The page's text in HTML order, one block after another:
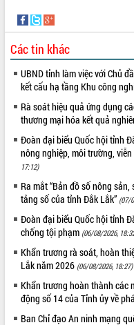
Thứ trưởng Bộ Y tế làm việc với tỉnh
cho trạm y tế cấp xã
Du lịch Đắk Lắk nâng tầm trải
du khách thông qua Hệ thống cơ
Tập huấn ứng dụng trí tuệ nhân
trong thương mại điện tử năm 2026
Đoàn đại biểu Quốc hội tỉnh Đắk
trao đổi thông tin trước Kỳ họp thứ
nhất, Quốc hội khóa XVI
Quyết liệt cải cách hành chính,
thông nguồn lực phát triển
Nâng cao hiệu lực, hiệu quả HĐND
tỉnh thông qua hiện đại hóa hành
Xã Ea Phê gắn cải cách hành
chuyển đổi số
Phó Chủ tịch Thường trực UBND
Hồ Thị Nguyên Thảo làm việc tại
tâm Phục vụ hành chính công xã Ea
Các tin khác
UBND tỉnh làm việc với Chủ
kết cấu hạ tầng Khu công
Rà soát hiệu quả ứng dụng
thương mại hóa kết quả
Đoàn đại biểu Quốc hội tỉnh
nông nghiệp, môi trường,
17:12)
Ra mắt “Bản đồ số nông
tảng số của tỉnh Đắk Lắk” (07/
Đoàn đại biểu Quốc hội tỉnh
chống tội phạm (06/08/2026,
Khẩn trương rà soát, hoàn
Lắk năm 2026 (06/08/2026, 18:27)
Khẩn trương hoàn thành các
động số 14 của Tỉnh ủy về
Ban Chỉ đạo An ninh mạng